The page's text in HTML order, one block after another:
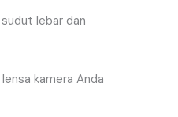
sudut lebar dan
lensa kamera Anda